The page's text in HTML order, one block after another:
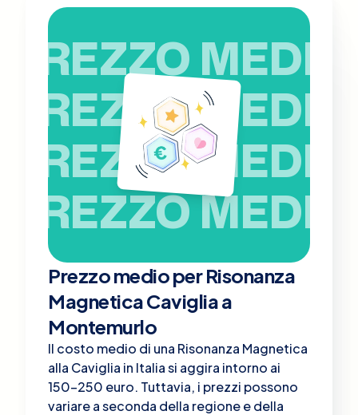
PREZZO MEDIO
PREZZO MEDIO
PREZZO MEDIO
PREZZO MEDIO
Prezzo medio per Risonanza
Magnetica Caviglia a
Montemurlo
Il costo medio di una Risonanza Magnetica
alla Caviglia in Italia si aggira intorno ai
150-250 euro. Tuttavia, i prezzi possono
variare a seconda della regione e della